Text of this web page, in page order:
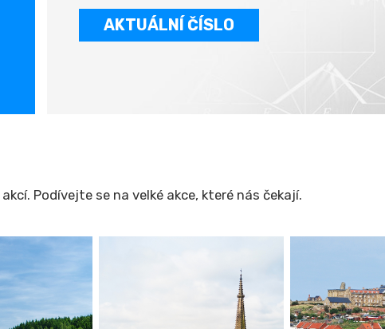
AKTUÁLNÍ ČÍSLO
Podívejte se na velké akce, které nás čekají.